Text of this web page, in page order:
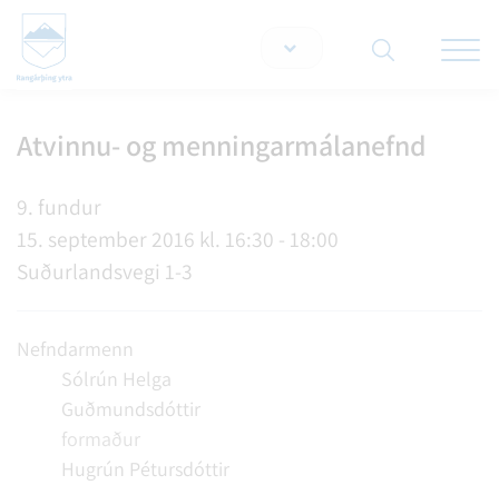
Atvinnu- og menningarmálanefnd
9. fundur
15. september 2016 kl. 16:30 - 18:00
Suðurlandsvegi 1-3
Nefndarmenn
Sólrún Helga
Guðmundsdóttir
formaður
Hugrún Pétursdóttir
Leita á vef